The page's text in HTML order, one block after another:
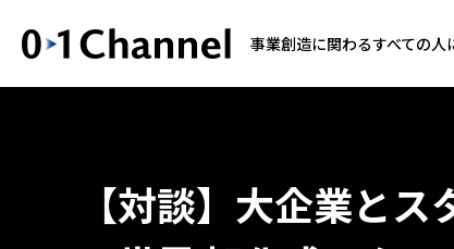
事業創造に関わるすべての人
【対談】大企業と